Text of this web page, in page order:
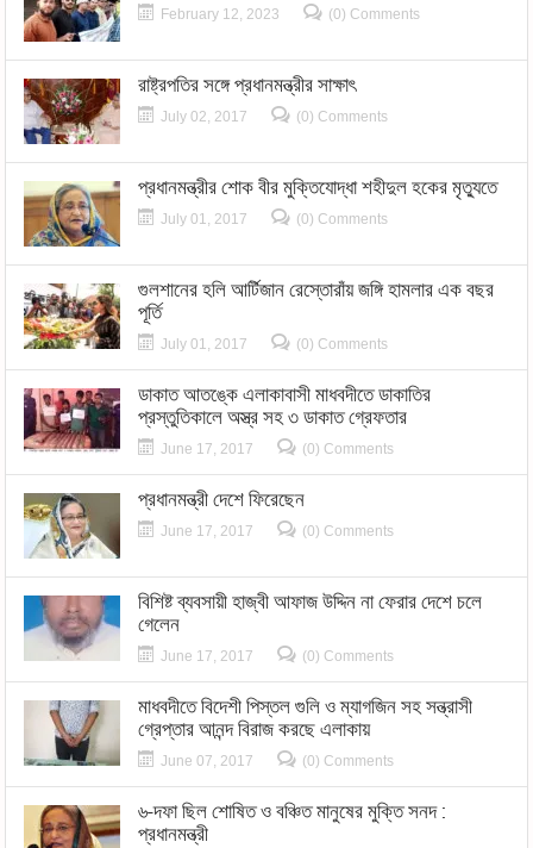
February 12, 2023 (0) Comments
রাষ্ট্রপতির সঙ্গে প্রধানমন্ত্রীর সাক্ষাৎ
July 02, 2017 (0) Comments
প্রধানমন্ত্রীর শোক বীর মুক্তিযোদ্ধা শহীদুল হকের মৃত্যুতে
July 01, 2017 (0) Comments
গুলশানের হলি আর্টিজান রেস্তোরাঁয় জঙ্গি হামলার এক বছর
পূর্তি
July 01, 2017 (0) Comments
ডাকাত আতঙ্কে এলাকাবাসী মাধবদীতে ডাকাতির
প্রস্তুতিকালে অস্ত্র সহ ৩ ডাকাত গ্রেফতার
June 17, 2017 (0) Comments
প্রধানমন্ত্রী দেশে ফিরেছেন
June 17, 2017 (0) Comments
বিশিষ্ট ব্যবসায়ী হাজ্বী আফাজ উদ্দিন না ফেরার দেশে চলে
গেলেন
June 17, 2017 (0) Comments
মাধবদীতে বিদেশী পিস্তল গুলি ও ম্যাগজিন সহ সন্ত্রাসী
গ্রেপ্তার আনন্দ বিরাজ করছে এলাকায়
June 07, 2017 (0) Comments
৬-দফা ছিল শোষিত ও বঞ্চিত মানুষের মুক্তি সনদ :
প্রধানমন্ত্রী